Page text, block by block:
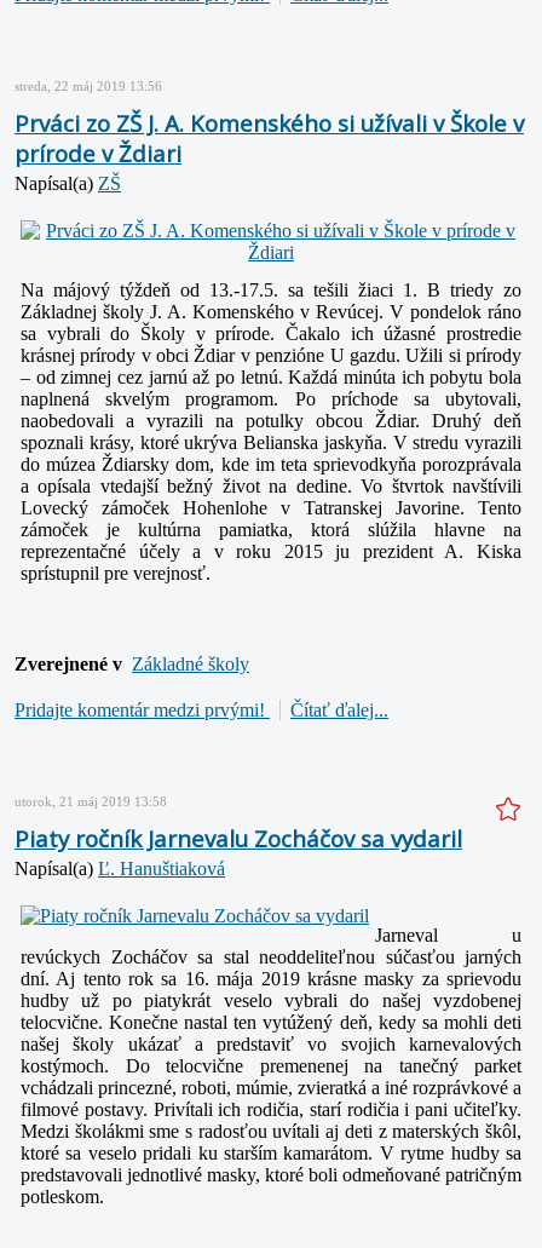
streda, 22 máj 2019 13:56
Prváci zo ZŠ J. A. Komenského si užívali v Škole v
prírode v Ždiari
Napísal(a) ZŠ
Na májový týždeň od 13.-17.5. sa tešili žiaci 1. B triedy zo
Základnej školy J. A. Komenského v Revúcej. V pondelok ráno
sa vybrali do Školy v prírode. Čakalo ich úžasné prostredie
krásnej prírody v obci Ždiar v penzióne U gazdu. Užili si prírody
– od zimnej cez jarnú až po letnú. Každá minúta ich pobytu bola
naplnená skvelým programom. Po príchode sa ubytovali,
naobedovali a vyrazili na potulky obcou Ždiar. Druhý deň
spoznali krásy, ktoré ukrýva Belianska jaskyňa. V stredu vyrazili
do múzea Ždiarsky dom, kde im teta sprievodkyňa porozprávala
a opísala vtedajší bežný život na dedine.Vo štvrtok navštívili
Lovecký zámoček Hohenlohe v Tatranskej Javorine. Tento
zámoček je kultúrna pamiatka, ktorá slúžila hlavne na
reprezentačné účely a v roku 2015 ju prezident A. Kiska
sprístupnil pre verejnosť.
Zverejnené v Základné školy
Pridajte komentár medzi prvými! Čítať ďalej...
utorok, 21 máj 2019 13:58
Piaty ročník Jarnevalu Zocháčov sa vydaril
Napísal(a) Ľ. Hanuštiaková
Jarneval u
revúckych Zocháčov sa stal neoddeliteľnou súčasťou jarných
dní. Aj tento rok sa 16. mája 2019 krásne masky za sprievodu
hudby už po piatykrát veselo vybrali do našej vyzdobenej
telocvične. Konečne nastal ten vytúžený deň, kedy sa mohli deti
našej školy ukázať a predstaviť vo svojich karnevalových
kostýmoch. Do telocvične premenenej na tanečný parket
vchádzali princezné, roboti, múmie, zvieratká a iné rozprávkové a
filmové postavy. Privítali ich rodičia, starí rodičia i pani učiteľky.
Medzi školákmi sme s radosťou uvítali aj deti z materských škôl,
ktoré sa veselo pridali ku starším kamarátom. V rytme hudby sa
predstavovali jednotlivé masky, ktoré boli odmeňované patričným
potleskom.